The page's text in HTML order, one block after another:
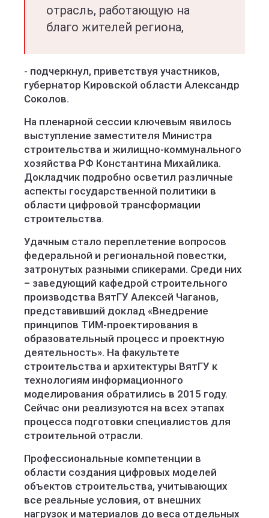
отрасль, работающую на
благо жителей региона,
- подчеркнул, приветствуя участников,
губернатор Кировской области Александр
Соколов.
На пленарной сессии ключевым явилось
выступление заместителя Министра
строительства и жилищно-коммунального
хозяйства РФ Константина Михайлика.
Докладчик подробно осветил различные
аспекты государственной политики в
области цифровой трансформации
строительства.
Удачным стало переплетение вопросов
федеральной и региональной повестки,
затронутых разными спикерами. Среди них
– заведующий кафедрой строительного
производства ВятГУ Алексей Чаганов,
представивший доклад «Внедрение
принципов ТИМ-проектирования в
образовательный процесс и проектную
деятельность». На факультете
строительства и архитектуры ВятГУ к
технологиям информационного
моделирования обратились в 2015 году.
Сейчас они реализуются на всех этапах
процесса подготовки специалистов для
строительной отрасли.
Профессиональные компетенции в
области создания цифровых моделей
объектов строительства, учитывающих
все реальные условия, от внешних
нагрузок и материалов до веса отдельных